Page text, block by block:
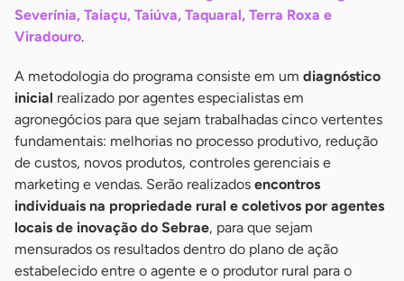
Severínia, Taiaçu, Taiúva, Taquaral, Terra Roxa e
Viradouro.
A metodologia do programa consiste em um diagnóstico
inicial realizado por agentes especialistas em
agronegócios para que sejam trabalhadas cinco vertentes
fundamentais: melhorias no processo produtivo, redução
de custos, novos produtos, controles gerenciais e
marketing e vendas. Serão realizados encontros
individuais na propriedade rural e coletivos por agentes
locais de inovação do Sebrae, para que sejam
mensurados os resultados dentro do plano de ação
estabelecido entre o agente e o produtor rural para o